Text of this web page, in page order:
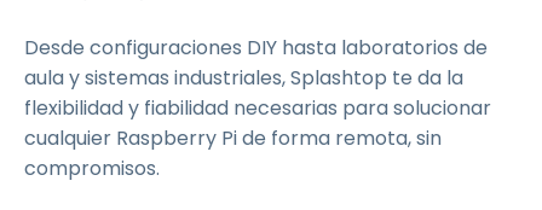
Desde configuraciones DIY hasta laboratorios de
aula y sistemas industriales, Splashtop te da la
flexibilidad y fiabilidad necesarias para solucionar
cualquier Raspberry Pi de forma remota, sin
compromisos.